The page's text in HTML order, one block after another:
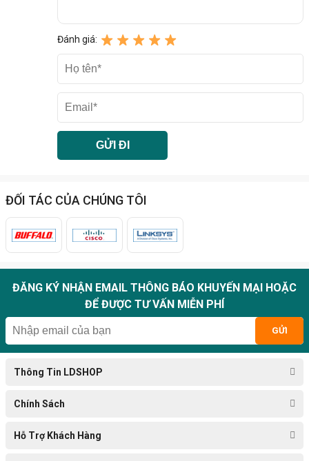
Đánh giá:
ĐỐI TÁC CỦA CHÚNG TÔI
ĐĂNG KÝ NHẬN EMAIL THÔNG BÁO KHUYẾN MẠI HOẶC
ĐỂ ĐƯỢC TƯ VẤN MIỄN PHÍ
GỬI
Thông Tin LDSHOP
Chính Sách
Hỗ Trợ Khách Hàng